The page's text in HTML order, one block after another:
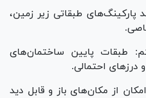
پارکینگ‌های طبقاتی زیر زمین،
طبقات پایین ساختمان‌های
درز‌های احتمالی.
از مکان‌های باز و قابل دید